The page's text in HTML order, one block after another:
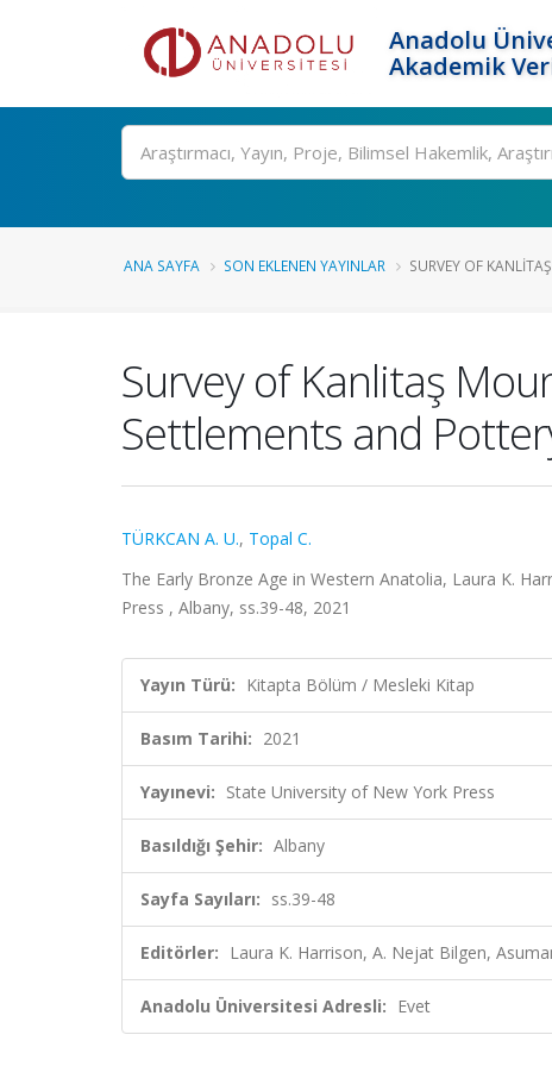
Anadolu
Akademik
Ara
ANA SAYFA SON EKLENEN YAYINLAR SURVEY OF
Survey of Kanlitaş
Settlements and
TÜRKCAN A. U., Topal C.
The Early Bronze Age in Western Anatolia, Laura K.
Press , Albany, ss.39-48, 2021
Yayın Türü: Kitapta Bölüm / Mesleki Kitap
Basım Tarihi: 2021
Yayınevi: State University of New York Press
Basıldığı Şehir: Albany
Sayfa Sayıları: ss.39-48
Editörler: Laura K. Harrison, A. Nejat Bilgen,
Anadolu Üniversitesi Adresli: Evet